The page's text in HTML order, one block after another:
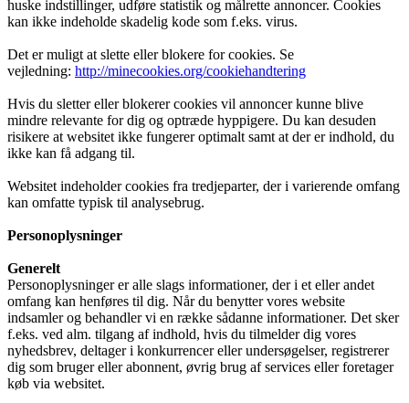
huske indstillinger, udføre statistik og målrette annoncer. Cookies
kan ikke indeholde skadelig kode som f.eks. virus.
Det er muligt at slette eller blokere for cookies. Se
vejledning: http://minecookies.org/cookiehandtering
Hvis du sletter eller blokerer cookies vil annoncer kunne blive
mindre relevante for dig og optræde hyppigere. Du kan desuden
risikere at websitet ikke fungerer optimalt samt at der er indhold, du
ikke kan få adgang til.
Websitet indeholder cookies fra tredjeparter, der i varierende omfang
kan omfatte typisk til analysebrug.
Personoplysninger
Generelt
Personoplysninger er alle slags informationer, der i et eller andet
omfang kan henføres til dig. Når du benytter vores website
indsamler og behandler vi en række sådanne informationer. Det sker
f.eks. ved alm. tilgang af indhold, hvis du tilmelder dig vores
nyhedsbrev, deltager i konkurrencer eller undersøgelser, registrerer
dig som bruger eller abonnent, øvrig brug af services eller foretager
køb via websitet.